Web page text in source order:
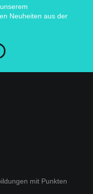
Neuheiten aus der
mit Punkten